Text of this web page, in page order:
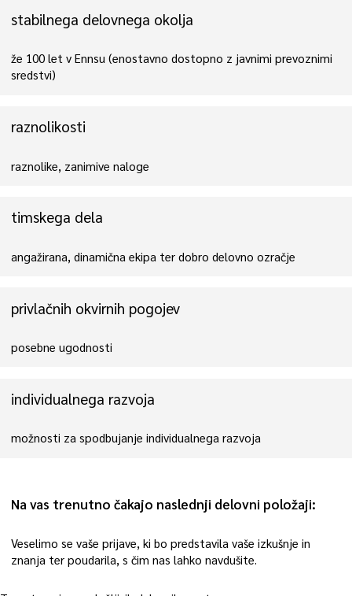
stabilnega delovnega okolja
že 100 let v Ennsu (enostavno dostopno z javnimi prevoznimi
sredstvi)
raznolikosti
raznolike, zanimive naloge
timskega dela
angažirana, dinamična ekipa ter dobro delovno ozračje
privlačnih okvirnih pogojev
posebne ugodnosti
individualnega razvoja
možnosti za spodbujanje individualnega razvoja
Na vas trenutno čakajo naslednji delovni položaji:
Veselimo se vaše prijave, ki bo predstavila vaše izkušnje in
znanja ter poudarila, s čim nas lahko navdušite.